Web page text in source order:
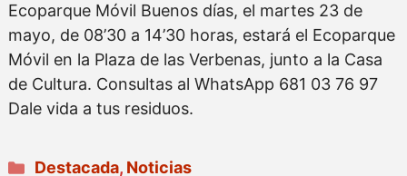
Ecoparque Móvil Buenos días, el martes 23 de
mayo, de 08’30 a 14’30 horas, estará el Ecoparque
Móvil en la Plaza de las Verbenas, junto a la Casa
de Cultura. Consultas al WhatsApp 681 03 76 97
Dale vida a tus residuos.
Categorías
Destacada, Noticias